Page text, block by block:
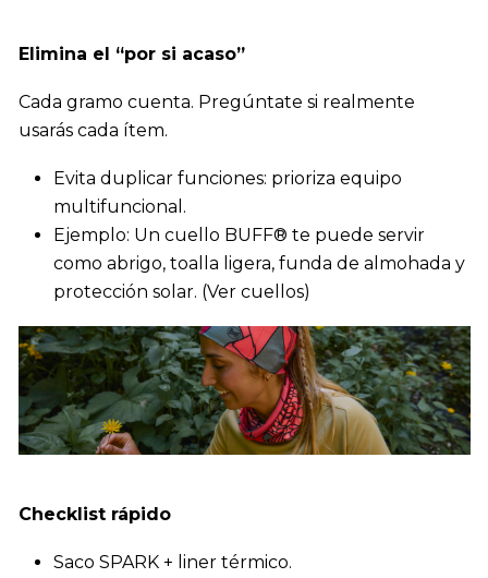
Elimina el “por si acaso”
Cada gramo cuenta. Pregúntate si realmente
usarás cada ítem.
Evita duplicar funciones: prioriza equipo
multifuncional.
Ejemplo: Un cuello BUFF® te puede servir
como abrigo, toalla ligera, funda de almohada y
protección solar. (Ver cuellos)
Checklist rápido
Saco SPARK + liner térmico.